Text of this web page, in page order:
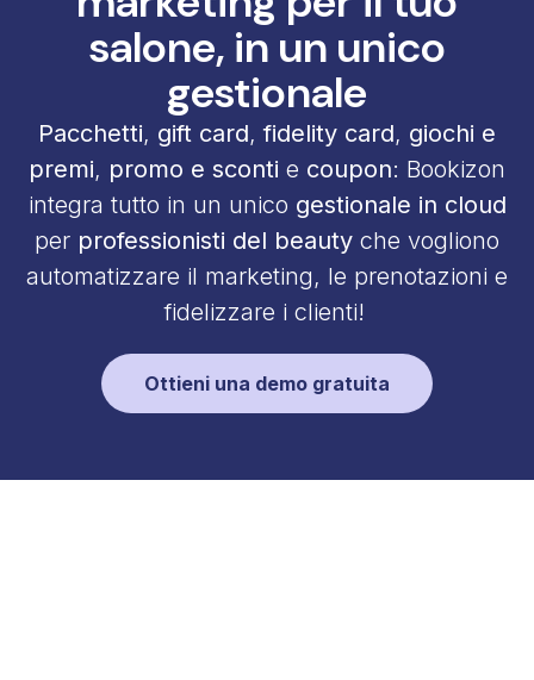
salone, in un unico
gestionale
Pacchetti, gift card,fidelity card, giochi e
premi, promo e sconti e coupon: Bookizon
integra tutto in un unico gestionale in cloud
per professionisti del beauty che vogliono
automatizzare il marketing, le prenotazioni e
fidelizzare i clienti!
Ottieni una demo gratuita